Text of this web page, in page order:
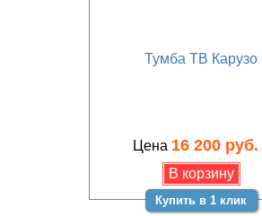
Тумба ТВ Карузо
Цена 16 200 руб.
Купить в 1 клик